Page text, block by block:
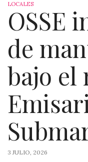
LOCALES
OSSE
de
bajo el
3 JULIO, 2026